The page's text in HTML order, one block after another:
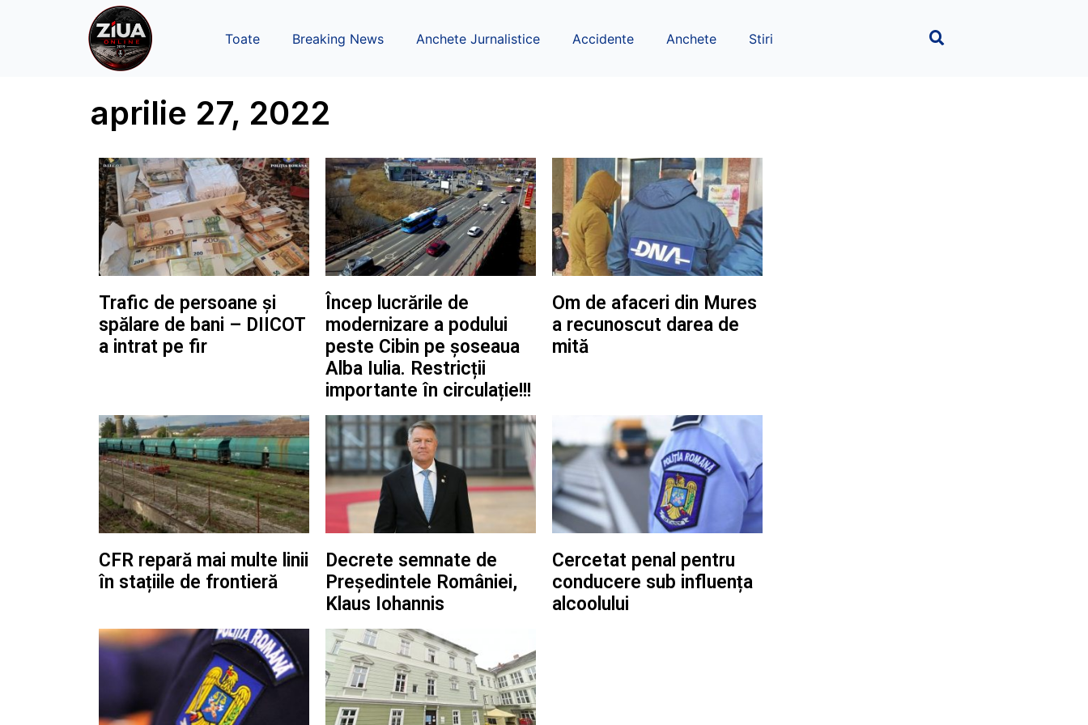
Toate Breaking News Anchete Jurnalistice Accidente Anchete Stiri
aprilie 27, 2022
Trafic de persoane și
spălare de bani – DIICOT
a intrat pe fir
Încep lucrările de
modernizare a podului
peste Cibin pe șoseaua
Alba Iulia. Restricții
importante în circulație!!!
Om de afaceri din Mures
a recunoscut darea de
mită
CFR repară mai multe linii
în stațiile de frontieră
Decrete semnate de
Președintele României,
Klaus Iohannis
Cercetat penal pentru
conducere sub influența
alcoolului